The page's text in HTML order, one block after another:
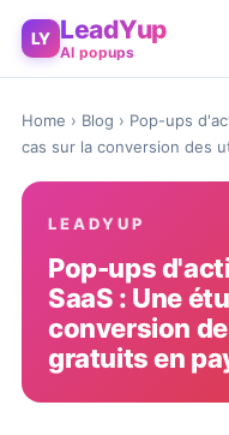
LY LeadYup
AI popups
Home › Blog › Pop-ups
cas sur la conversion des
LEADYUP
Pop-ups
SaaS : Une
conversion
gratuits en